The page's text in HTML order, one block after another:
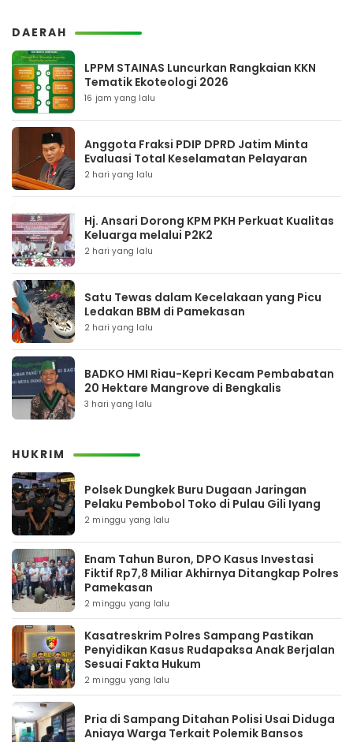
DAERAH
LPPM STAINAS Luncurkan Rangkaian KKN
Tematik Ekoteologi 2026
16 jam yang lalu
Anggota Fraksi PDIP DPRD Jatim Minta
Evaluasi Total Keselamatan Pelayaran
2 hari yang lalu
Hj. Ansari Dorong KPM PKH Perkuat Kualitas
Keluarga melalui P2K2
2 hari yang lalu
Satu Tewas dalam Kecelakaan yang Picu
Ledakan BBM di Pamekasan
2 hari yang lalu
BADKO HMI Riau-Kepri Kecam Pembabatan
20 Hektare Mangrove di Bengkalis
3 hari yang lalu
HUKRIM
Polsek Dungkek Buru Dugaan Jaringan
Pelaku Pembobol Toko di Pulau Gili Iyang
2 minggu yang lalu
Enam Tahun Buron, DPO Kasus Investasi
Fiktif Rp7,8 Miliar Akhirnya Ditangkap Polres
Pamekasan
2 minggu yang lalu
Kasatreskrim Polres Sampang Pastikan
Penyidikan Kasus Rudapaksa Anak Berjalan
Sesuai Fakta Hukum
2 minggu yang lalu
Pria di Sampang Ditahan Polisi Usai Diduga
Aniaya Warga Terkait Polemik Bansos